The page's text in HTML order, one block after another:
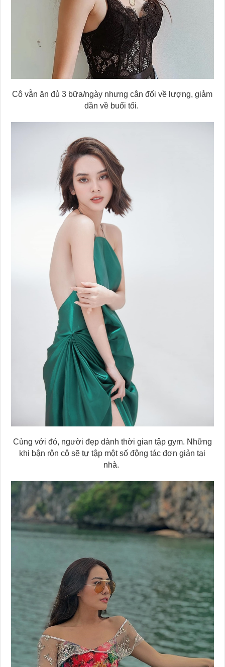
Cô vẫn ăn đủ 3 bữa/ngày nhưng cân đối về lượng, giảm
dần về buổi tối.
Cùng với đó, người đẹp dành thời gian tập gym. Những
khi bận rộn cô sẽ tự tập một số động tác đơn giản tại
nhà.